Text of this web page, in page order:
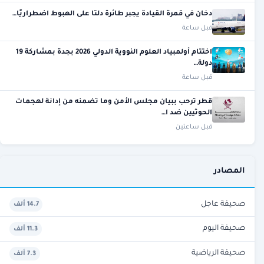
دخان في قمرة القيادة يجبر طائرة دلتا على الهبوط اضطراريًا…
قبل ساعة
اختتام أولمبياد العلوم النووية الدولي 2026 بجدة بمشاركة 19
دولة…
قبل ساعة
قطر ترحب ببيان مجلس الأمن وما تضمنه من إدانة لهجمات
الحوثيين ضد ا…
قبل ساعتين
المصادر
صحيفة عاجل 14.7 ألف
صحيفة اليوم 11.3 ألف
صحيفة الرياضية 7.3 ألف